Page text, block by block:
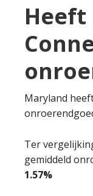
Maryland
Ter
gemiddeld
1.57%